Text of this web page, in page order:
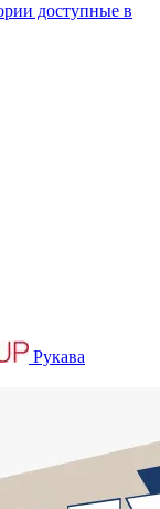
доступные в
Рукава